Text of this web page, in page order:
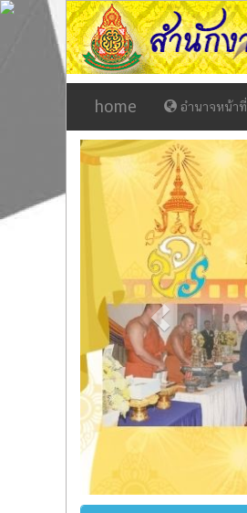
home อำนาจหน้าที่
Previous